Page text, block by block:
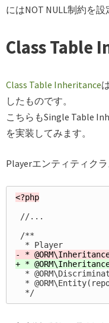
にはNOT NULL制約を
Class Table
Class Table Inheritance
したものです。
こちらもSingle Table
を実装してみます。
Playerエンティティク
//...
/**
*
*